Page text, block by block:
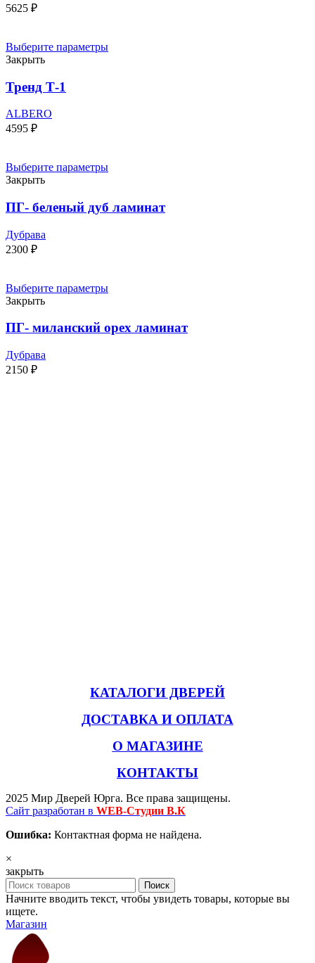
5625 ₽
Выберите параметры
Закрыть
Тренд Т-1
ALBERO
4595 ₽
Выберите параметры
Закрыть
ПГ- беленый дуб ламинат
Дубрава
2300 ₽
Выберите параметры
Закрыть
ПГ- миланский орех ламинат
Дубрава
2150 ₽
КАТАЛОГИ ДВЕРЕЙ
ДОСТАВКА И ОПЛАТА
О МАГАЗИНЕ
КОНТАКТЫ
2025 Мир Дверей Юрга. Все права защищены.
Сайт разработан в WEB-Студии В.К
Ошибка: Контактная форма не найдена.
×
закрыть
Поиск
Начните вводить текст, чтобы увидеть товары, которые вы
ищете.
Магазин